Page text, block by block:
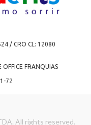
/ CRO CL: 12080
OFFICE FRANQUIAS
72
All rights reserved.